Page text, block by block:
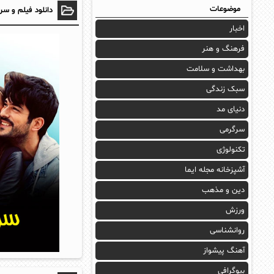
دانلود فیلم و
موضوعات
اخبار
فرهنگ و هنر
بهداشت و سلامت
سبک زندگی
دنیای مد
سرگرمی
تکنولوژی
آشپزخانه مجله ایما
دین و مذهب
ورزش
روانشناسی
آهنگ پیشواز
بیوگرافی